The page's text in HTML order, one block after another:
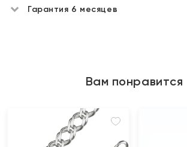
Гарантия 6 месяцев
Вам понравится